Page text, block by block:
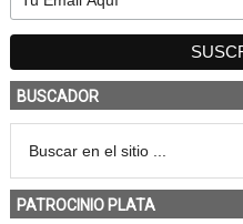
BUSCADOR
PATROCINIO PLATA